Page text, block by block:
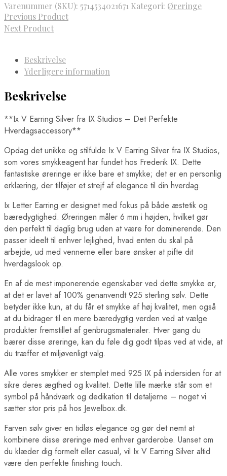
Varenummer (SKU): 5714534021671 Kategori: Øreringe
Previous Product
Next Product
Beskrivelse
Yderligere information
Beskrivelse
**Ix V Earring Silver fra IX Studios – Det Perfekte
Hverdagsaccessory**
Opdag det unikke og stilfulde Ix V Earring Silver fra IX Studios,
som vores smykkeagent har fundet hos Frederik IX. Dette
fantastiske øreringe er ikke bare et smykke; det er en personlig
erklæring, der tilføjer et strejf af elegance til din hverdag.
Ix Letter Earring er designet med fokus på både æstetik og
bæredygtighed. Øreringen måler 6 mm i højden, hvilket gør
den perfekt til daglig brug uden at være for dominerende. Den
passer ideelt til enhver lejlighed, hvad enten du skal på
arbejde, ud med vennerne eller bare ønsker at pifte dit
hverdagslook op.
En af de mest imponerende egenskaber ved dette smykke er,
at det er lavet af 100% genanvendt 925 sterling sølv. Dette
betyder ikke kun, at du får et smykke af høj kvalitet, men også
at du bidrager til en mere bæredygtig verden ved at vælge
produkter fremstillet af genbrugsmaterialer. Hver gang du
bærer disse øreringe, kan du føle dig godt tilpas ved at vide, at
du træffer et miljøvenligt valg.
Alle vores smykker er stemplet med 925 IX på indersiden for at
sikre deres ægthed og kvalitet. Dette lille mærke står som et
symbol på håndværk og dedikation til detaljerne – noget vi
sætter stor pris på hos Jewelbox.dk.
Farven sølv giver en tidløs elegance og gør det nemt at
kombinere disse øreringe med enhver garderobe. Uanset om
du klæder dig formelt eller casual, vil Ix V Earring Silver altid
være den perfekte finishing touch.